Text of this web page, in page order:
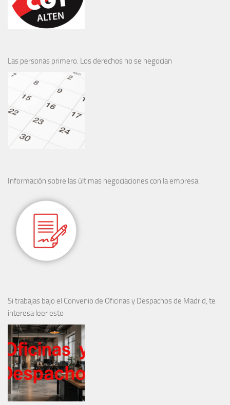
Las personas primero. Los derechos no se negocian
Información sobre las últimas negociaciones con la empresa.
Si trabajas bajo el Convenio de Oficinas y Despachos de Madrid, te
interesa leer esto